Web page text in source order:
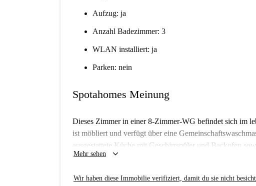
Aufzug: ja
Anzahl Badezimmer: 3
WLAN installiert: ja
Parken: nein
Spotahomes Meinung
Dieses Zimmer in einer 8-Zimmer-WG befindet sich im
ist möbliert und verfügt über eine
ausgestattete Küche mit Geschirrspüler und Backofen
wird mit Erdgas, die Heizkosten sind an den Vermieter
inklusive. Die Unterkunft wurde von Spotahome
Mehr sehen keyboard_arrow_down
Wir haben diese Immobilie verifiziert, damit du sie nicht